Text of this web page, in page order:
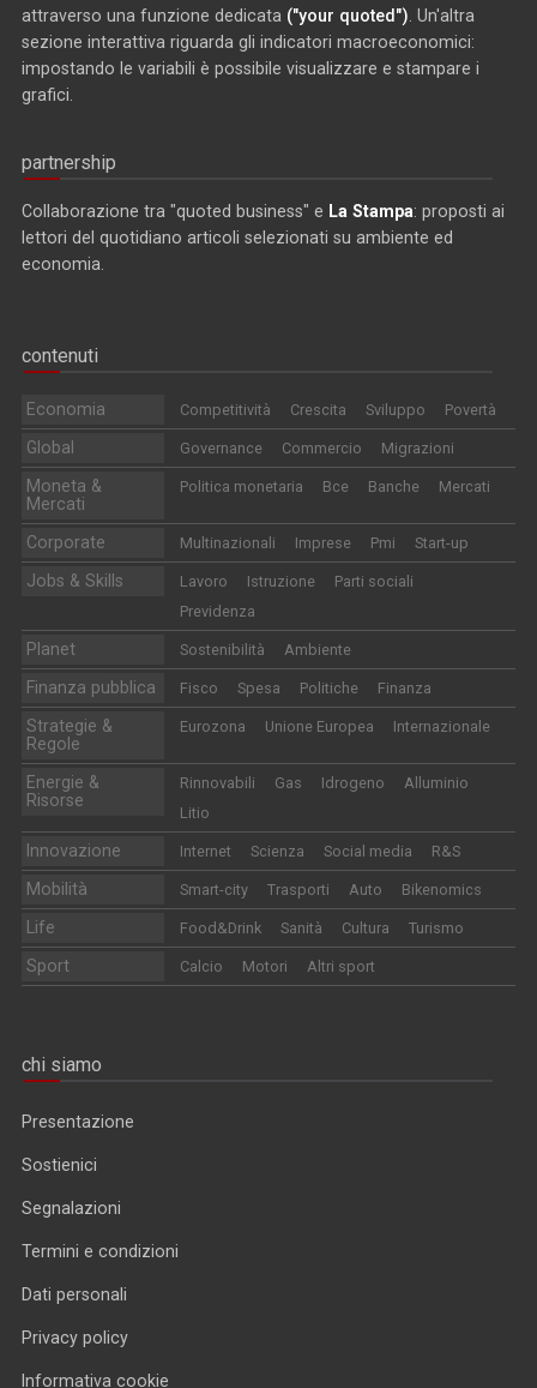
attraverso una funzione dedicata ("your quoted") . Un'altra
sezione interattiva riguarda gli indicatori macroeconomici:
impostando le variabili è possibile visualizzare e stampare i
grafici.
partnership
Collaborazione tra "quoted business" e La Stampa: proposti ai
lettori del quotidiano articoli selezionati su ambiente ed
economia.
contenuti
Economia Competitività Crescita Sviluppo Povertà
Global Governance Commercio Migrazioni
Moneta &
Mercati
Politica monetaria Bce Banche Mercati
Corporate Multinazionali Imprese Pmi Start-up
Jobs & Skills Lavoro Istruzione
Parti sociali
Previdenza
Planet Sostenibilità Ambiente
Finanza pubblica Fisco Spesa Politiche Finanza
Strategie &
Regole
Eurozona Unione Europea Internazionale
Energie &
Risorse
Rinnovabili Gas Idrogeno
Alluminio
Litio
Innovazione Internet Scienza Social media R&S
Mobilità Smart-city Trasporti Auto Bikenomics
Life Food&Drink Sanità Cultura Turismo
Sport Calcio Motori Altri sport
chi siamo
Presentazione
Sostienici
Segnalazioni
Termini e condizioni
Dati personali
Privacy policy
Informativa cookie